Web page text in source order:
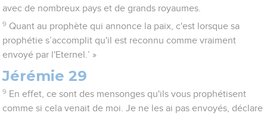
avec de nombreux pays et de grands royaumes.
9 Quant au prophète qui annonce la paix, c'est lorsque sa
prophétie s’accomplit qu'il est reconnu comme vraiment
envoyé par l'Eternel.’ »
Jérémie 29
9 En effet, ce sont des mensonges qu'ils vous prophétisent
comme si cela venait de moi. Je ne les ai pas envoyés, déclare